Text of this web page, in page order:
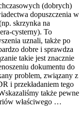
(dobrych)
dopuszczenia w
skrzynka na
cysterny). To
uznali, także po
dobre i sprawdza
takie jest znacznie
dokumentu do
problem, związany z
i przekładaniem tego
także pewne
właściwego …